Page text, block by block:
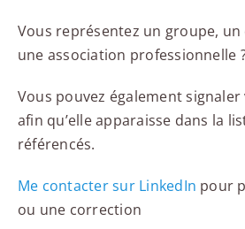
Vous représentez un groupe, un
une association professionnelle
Vous pouvez également
afin qu’elle apparaisse dans la
référencés.
Me contacter sur LinkedIn pour
ou une correction